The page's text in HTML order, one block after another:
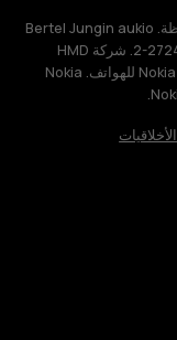
TM و © 2026 HMD Global. جميع الحقوق محفوظة. Bertel Jungin aukio
9, 02600 Espoo, Finland. مُعرِّف الشركة: 2724044-2. شركة HMD
Global Oy حاصلة على ترخيص من الاسم التجاري Nokia للهواتف. Nokia
الأخلاقيات